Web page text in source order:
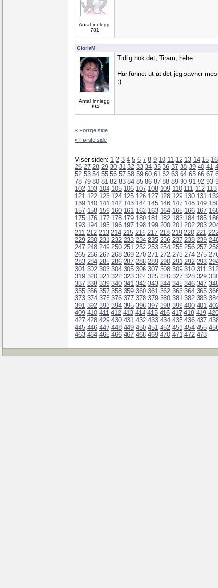
Antall innlegg:
781
GloriaM
Antall innlegg:
994
Tidlig nok det, Tiram, hehe
Har funnet ut at det jeg savner
:)
« Forrige side
« Første side
Viser siden: 1 2 3 4 5 6 7 8 9 10 11 12 13 14 15 16
26 27 28 29 30 31 32 33 34 35 36 37 38 39 40 41
52 53 54 55 56 57 58 59 60 61 62 63 64 65 66 67
78 79 80 81 82 83 84 85 86 87 88 89 90 91 92 93
102 103 104 105 106 107 108 109 110 111 112 113
121 122 123 124 125 126 127 128 129 130 131
139 140 141 142 143 144 145 146 147 148 149
157 158 159 160 161 162 163 164 165 166 167
175 176 177 178 179 180 181 182 183 184 185
193 194 195 196 197 198 199 200 201 202 203
211 212 213 214 215 216 217 218 219 220 221 222
229 230 231 232 233 234 235 236 237 238 239
247 248 249 250 251 252 253 254 255 256 257
265 266 267 268 269 270 271 272 273 274 275
283 284 285 286 287 288 289 290 291 292 293
301 302 303 304 305 306 307 308 309 310 311 312
319 320 321 322 323 324 325 326 327 328 329
337 338 339 340 341 342 343 344 345 346 347
355 356 357 358 359 360 361 362 363 364 365
373 374 375 376 377 378 379 380 381 382 383
391 392 393 394 395 396 397 398 399 400 401
409 410 411 412 413 414 415 416 417 418 419 420
427 428 429 430 431 432 433 434 435 436 437
445 446 447 448 449 450 451 452 453 454 455
463 464 465 466 467 468 469 470 471 472 473